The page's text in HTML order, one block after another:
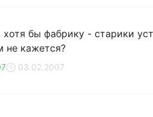
бы фабрику - старики
не кажется?
03.02.2007